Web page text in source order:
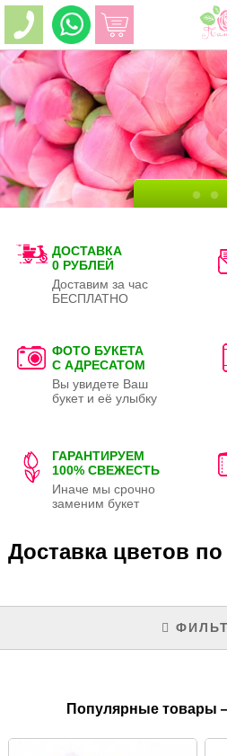
ДОСТАВКА
0 РУБЛЕЙ
Доставим за час
БЕСПЛАТНО
ФОТО БУКЕТА
С АДРЕСАТОМ
Вы увидете Ваш
букет и её улыбку
ГАРАНТИРУЕМ
100% СВЕЖЕСТЬ
Иначе мы срочно
заменим букет
Доставка цветов
Популярные